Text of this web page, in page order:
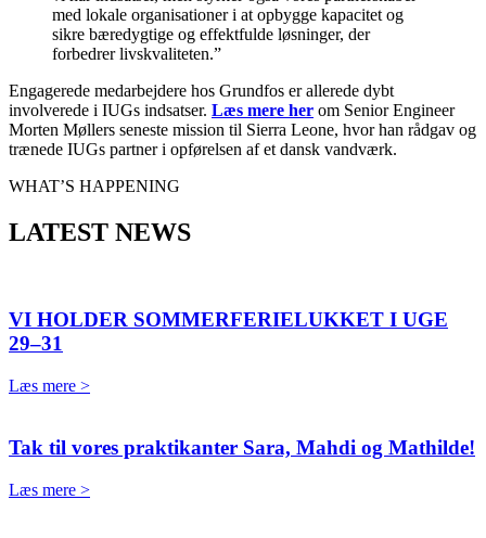
med lokale organisationer i at opbygge kapacitet og
sikre bæredygtige og effektfulde løsninger, der
forbedrer livskvaliteten.”
Engagerede medarbejdere hos Grundfos er allerede dybt
involverede i IUGs indsatser. Læs mere her om Senior Engineer
Morten Møllers seneste mission til Sierra Leone, hvor han rådgav og
trænede IUGs partner i opførelsen af et dansk vandværk.
WHAT’S HAPPENING
LATEST NEWS
VI HOLDER SOMMERFERIELUKKET I UGE
29–31
Læs mere >
Tak til vores praktikanter Sara, Mahdi og Mathilde!
Læs mere >